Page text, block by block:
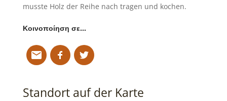
musste Holz der Reihe nach tragen und kochen.
Κοινοποίηση σε…
Standort auf der Karte